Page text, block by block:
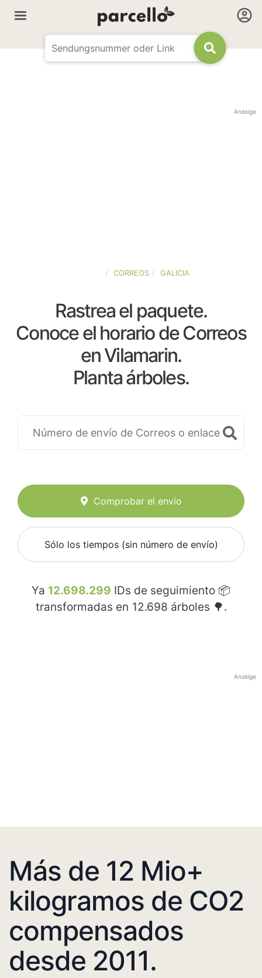
Anzeige
CORREOS GALICIA
Rastrea el paquete.
Conoce el horario de Correos
en Vilamarin.
Planta árboles.
Comprobar el envío
Sólo los tiempos (sin número de envío)
Ya 12.698.299 IDs de seguimiento 📦
transformadas en 12.698 árboles 🌳.
Anzeige
Más de 12 Mio+
kilogramos de CO2
compensados
desde 2011.